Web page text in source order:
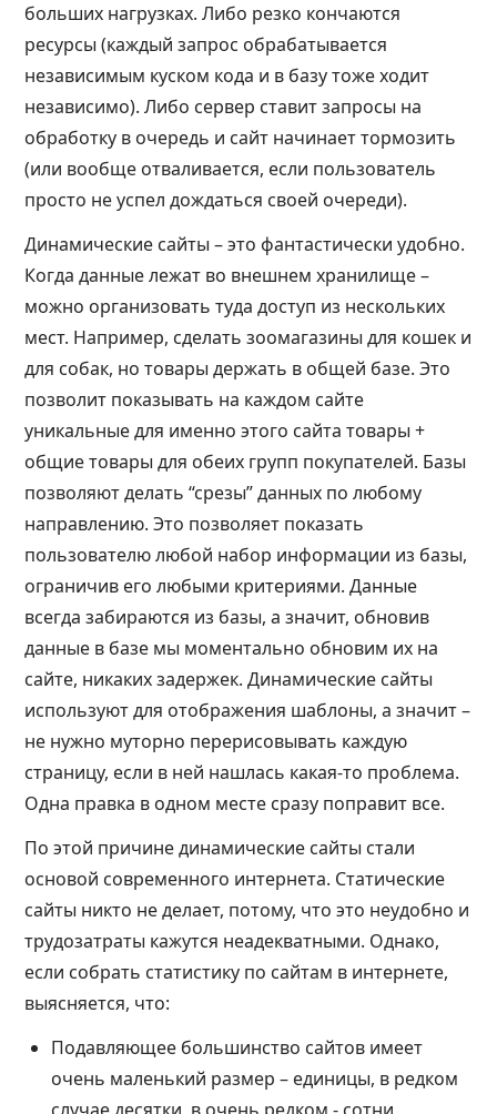
больших нагрузках. Либо резко кончаются
ресурсы (каждый запрос обрабатывается
независимым куском кода и в базу тоже ходит
независимо). Либо сервер ставит запросы на
обработку в очередь и сайт начинает тормозить
(или вообще отваливается, если пользователь
просто не успел дождаться своей очереди).
Динамические сайты – это фантастически удобно.
Когда данные лежат во внешнем хранилище –
можно организовать туда доступ из нескольких
мест. Например, сделать зоомагазины для кошек и
для собак, но товары держать в общей базе. Это
позволит показывать на каждом сайте
уникальные для именно этого сайта товары +
общие товары для обеих групп покупателей. Базы
позволяют делать “срезы” данных по любому
направлению. Это позволяет показать
пользователю любой набор информации из базы,
ограничив его любыми критериями. Данные
всегда забираются из базы, а значит, обновив
данные в базе мы моментально обновим их на
сайте, никаких задержек. Динамические сайты
используют для отображения шаблоны, а значит –
не нужно муторно перерисовывать каждую
страницу, если в ней нашлась какая-то проблема.
Одна правка в одном месте сразу поправит все.
По этой причине динамические сайты стали
основой современного интернета. Статические
сайты никто не делает, потому, что это неудобно и
трудозатраты кажутся неадекватными. Однако,
если собрать статистику по сайтам в интернете,
выясняется, что:
Подавляющее большинство сайтов имеет
очень маленький размер – единицы, в редком